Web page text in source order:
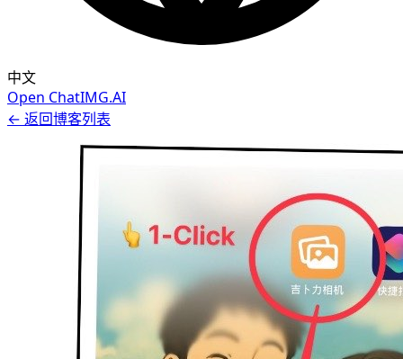
中文
Open ChatIMG.AI
← 返回博客列表